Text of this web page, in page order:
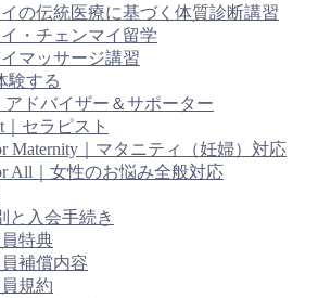
イの伝統医療に基づく体質診断講習
・チェンマイ留学
マッサージ講習
験する
アドバイザー＆サポーター
｜セラピスト
Maternity｜マタニティ（妊婦）対応
All｜女性のお悩み全般対応
と入会手続き
特典
補償内容
規約